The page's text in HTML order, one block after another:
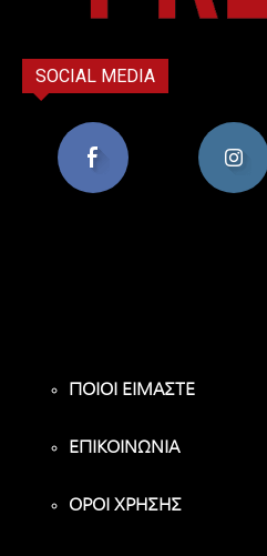
SOCIAL MEDIA
ΠΟΙΟΙ ΕΙΜΑΣΤΕ
ΕΠΙΚΟΙΝΩΝΙΑ
ΟΡΟΙ ΧΡΗΣΗΣ